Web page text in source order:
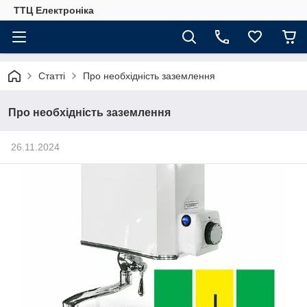
ТТЦ Електроніка
Статті Про необхідність заземлення
Про необхідність заземлення
26.11.2024